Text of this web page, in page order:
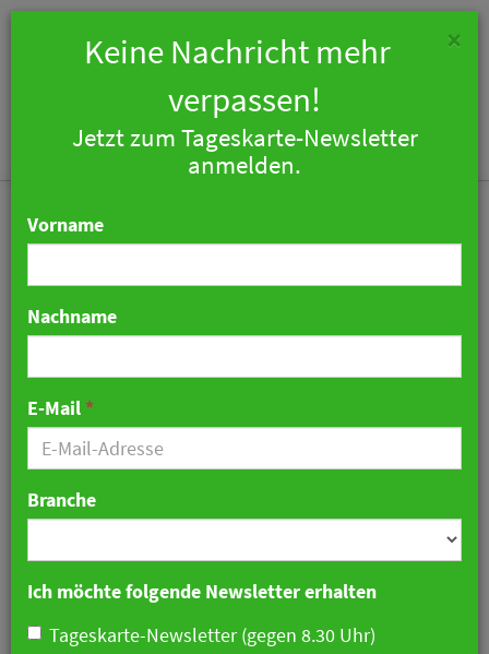
Stadthotels in tiefer Krise:
DEHOGA Bayern kritisiert
Staatsregierung
×
Keine Nachricht mehr
verpassen!
Jetzt zum Tageskarte-Newsletter
anmelden.
Vorname
Nachname
E-Mail *
Branche
Ich möchte folgende Newsletter erhalten
Tageskarte-Newsletter (gegen 8.30 Uhr)